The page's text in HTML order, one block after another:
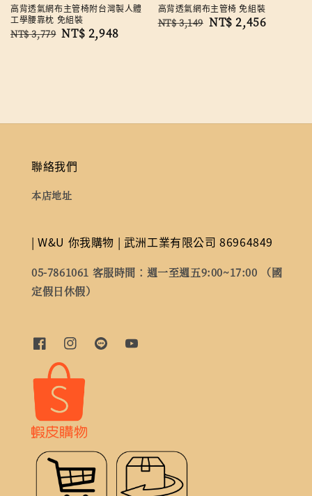
高背透氣網布主管椅附台灣製人體
工學腰靠枕 免組裝
Regular
NT$ 3,779 Sale
NT$ 2,948
高背透氣網布主管椅 免組裝
Regular
NT$ 3,149 Sale
NT$ 2,456
聯絡我們
本店地址
| W&U 你我購物 | 武洲工業有限公司 86964849
05-7861061 客服時間：週一至週五9:00~17:00 （國
定假日休假）